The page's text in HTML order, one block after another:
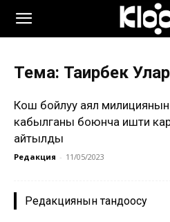
Тема: Таирбек
Кош бойлуу аял
кабылганы боюнча ишти
айтылды
Редакция - 11/05/2023
Редакциянын тандоосу